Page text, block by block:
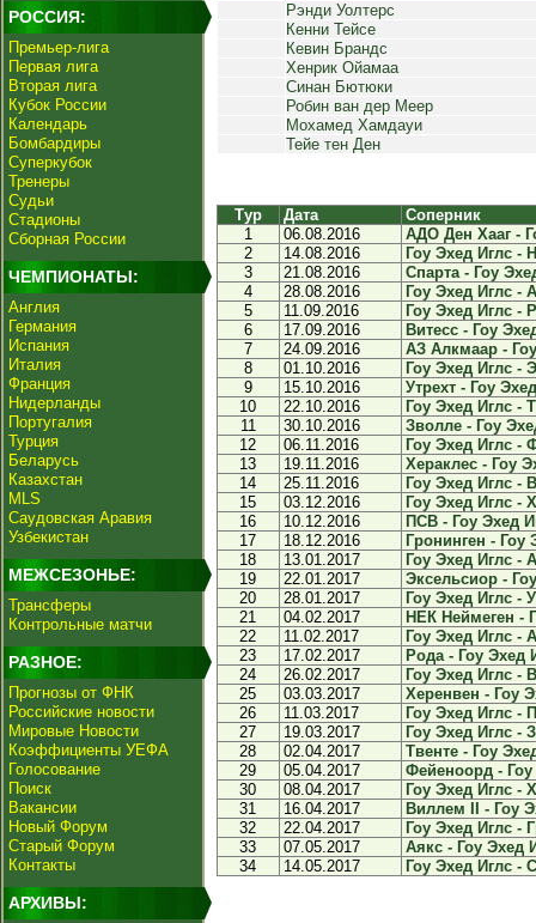
РОССИЯ:
Премьер-лига
Первая лига
Вторая лига
Кубок России
Календарь
Бомбардиры
Суперкубок
Тренеры
Судьи
Стадионы
Сборная России
ЧЕМПИОНАТЫ:
Англия
Германия
Испания
Италия
Франция
Нидерланды
Португалия
Турция
Беларусь
Казахстан
MLS
Саудовская Аравия
Узбекистан
МЕЖСЕЗОНЬЕ:
Трансферы
Контрольные матчи
РАЗНОЕ:
Прогнозы от ФНК
Российские новости
Мировые Новости
Коэффициенты УЕФА
Голосование
Поиск
Вакансии
Новый Форум
Старый Форум
Контакты
АРХИВЫ:
Рэнди Уолтерс
Кенни Тейсе
Кевин Брандс
Хенрик Ойамаа
Синан Бютюки
Робин ван дер Меер
Мохамед Хамдауи
Тейе тен Ден
Тур Дата
Соперник
1
06.08.2016
АДО Ден Хааг -
2
14.08.2016
Гоу Эхед Иглс -
3
21.08.2016
Спарта - Гоу
4
28.08.2016
Гоу Эхед Иглс -
5
11.09.2016
Гоу Эхед Иглс -
6
17.09.2016
Витесс - Гоу
7
24.09.2016
АЗ Алкмаар -
8
01.10.2016
Гоу Эхед Иглс -
9
15.10.2016
Утрехт - Гоу
10
22.10.2016
Гоу Эхед Иглс -
11
30.10.2016
Зволле - Гоу
12
06.11.2016
Гоу Эхед Иглс -
13
19.11.2016
Хераклес - Гоу
14
25.11.2016
Гоу Эхед Иглс -
15
03.12.2016
Гоу Эхед Иглс -
16
10.12.2016
ПСВ - Гоу Эхед
17
18.12.2016
Гронинген - Гоу
18
13.01.2017
Гоу Эхед Иглс -
19
22.01.2017
Эксельсиор -
20
28.01.2017
Гоу Эхед Иглс -
21
04.02.2017
НЕК Неймеген -
22
11.02.2017
Гоу Эхед Иглс -
23
17.02.2017
Рода - Гоу Эхед
24
26.02.2017
Гоу Эхед Иглс -
25
03.03.2017
Херенвен - Гоу
26
11.03.2017
Гоу Эхед Иглс -
27
19.03.2017
Гоу Эхед Иглс -
28
02.04.2017
Твенте - Гоу
29
05.04.2017
Фейеноорд - Гоу
30
08.04.2017
Гоу Эхед Иглс -
31
16.04.2017
Виллем II - Гоу
32
22.04.2017
Гоу Эхед Иглс -
33
07.05.2017
Аякс - Гоу Эхед
34
14.05.2017 Гоу Эхед Иглс -